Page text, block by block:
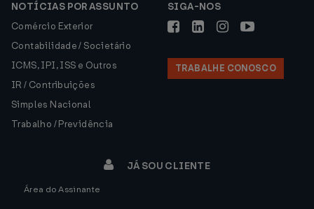
NOTÍCIAS POR ASSUNTO
Comércio Exterior
Contabilidade / Societário
ICMS, IPI, ISS e Outros
IR / Contribuições
Simples Nacional
Trabalho / Previdência
SIGA-NOS
TRABALHE CONOSCO
JÁ SOU CLIENTE
Área do Assinante